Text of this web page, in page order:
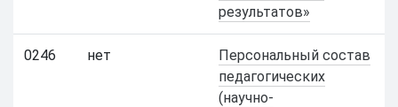
результатов»
0246 нет
Персональный состав
педагогических
(научно-